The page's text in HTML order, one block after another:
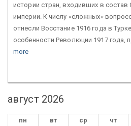
истории стран, входивших в состав
империи. К числу «сложных»
отнесли Восстание 1916 года в
особенности Революции 1917 года,
more
август 2026
пн вт ср чт